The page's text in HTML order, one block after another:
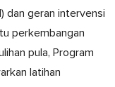
dan geran intervensi
perkembangan
pula, Program
latihan